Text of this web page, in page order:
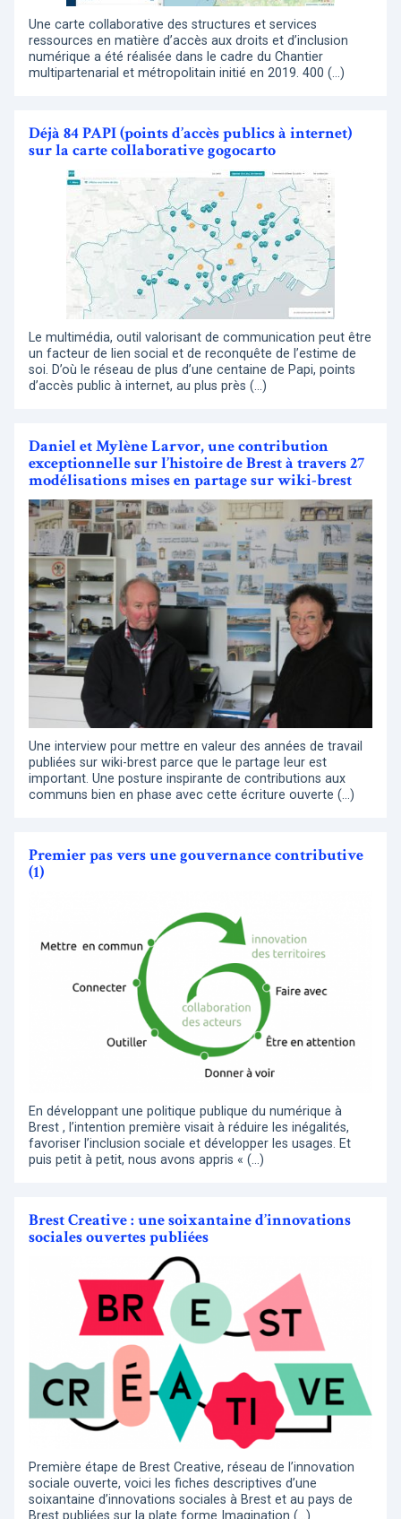
Une carte collaborative des structures et services
ressources en matière d’accès aux droits et d’inclusion
numérique a été réalisée dans le cadre du Chantier
multipartenarial et métropolitain initié en 2019. 400 (…)
Déjà 84 PAPI (points d’accès publics à internet)
sur la carte collaborative gogocarto
Le multimédia, outil valorisant de communication peut être
un facteur de lien social et de reconquête de l’estime de
soi. D’où le réseau de plus d’une centaine de Papi, points
d’accès public à internet, au plus près (…)
Daniel et Mylène Larvor, une contribution
exceptionnelle sur l’histoire de Brest à travers 27
modélisations mises en partage sur wiki-brest
Une interview pour mettre en valeur des années de travail
publiées sur wiki-brest parce que le partage leur est
important. Une posture inspirante de contributions aux
communs bien en phase avec cette écriture ouverte (…)
Premier pas vers une gouvernance contributive
(1)
En développant une politique publique du numérique à
Brest , l’intention première visait à réduire les inégalités,
favoriser l’inclusion sociale et développer les usages. Et
puis petit à petit, nous avons appris « (…)
Brest Creative : une soixantaine d’innovations
sociales ouvertes publiées
Première étape de Brest Creative, réseau de l’innovation
sociale ouverte, voici les fiches descriptives d’une
soixantaine d’innovations sociales à Brest et au pays de